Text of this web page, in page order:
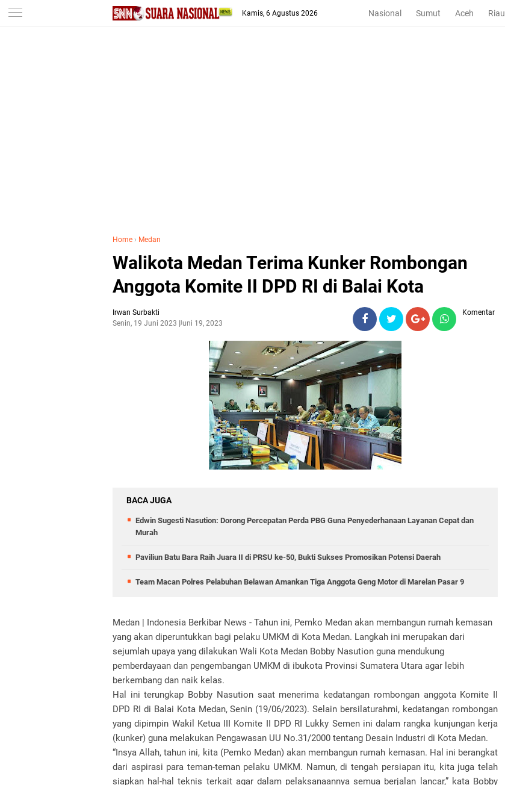
-->
Kamis, 6 Agustus 2026 Nasional Sumut Aceh Riau
Home › Medan
Walikota Medan Terima Kunker Rombongan
Anggota Komite II DPD RI di Balai Kota
Irwan Surbakti
Senin, 19 Juni 2023 Juni 19, 2023
Komentar
BACA JUGA
Edwin Sugesti Nasution: Dorong Percepatan Perda PBG Guna Penyederhanaan Layanan Cepat dan
Murah
Paviliun Batu Bara Raih Juara II di PRSU ke-50, Bukti Sukses Promosikan Potensi Daerah
Team Macan Polres Pelabuhan Belawan Amankan Tiga Anggota Geng Motor di Marelan Pasar 9
Medan | Indonesia Berkibar News - Tahun ini, Pemko Medan akan membangun rumah kemasan
yang akan diperuntukkan bagi pelaku UMKM di Kota Medan. Langkah ini merupakan dari
sejumlah upaya yang dilakukan Wali Kota Medan Bobby Nasution guna mendukung
pemberdayaan dan pengembangan UMKM di ibukota Provinsi Sumatera Utara agar lebih
berkembang dan naik kelas.
Hal ini terungkap Bobby Nasution saat menerima kedatangan rombongan anggota Komite II
DPD RI di Balai Kota Medan, Senin (19/06/2023). Selain bersilaturahmi, kedatangan rombongan
yang dipimpin Wakil Ketua III Komite II DPD RI Lukky Semen ini dalam rangka kunjungan kerja
(kunker) guna melakukan Pengawasan UU No.31/2000 tentang Desain Industri di Kota Medan.
“Insya Allah, tahun ini, kita (Pemko Medan) akan membangun rumah kemasan. Hal ini berangkat
dari aspirasi para teman-teman pelaku UMKM. Namun, di tengah persiapan itu, kita juga telah
siapkan hal-hal teknis terkait agar dalam pelaksanaannya semua berjalan lancar,” kata Bobby